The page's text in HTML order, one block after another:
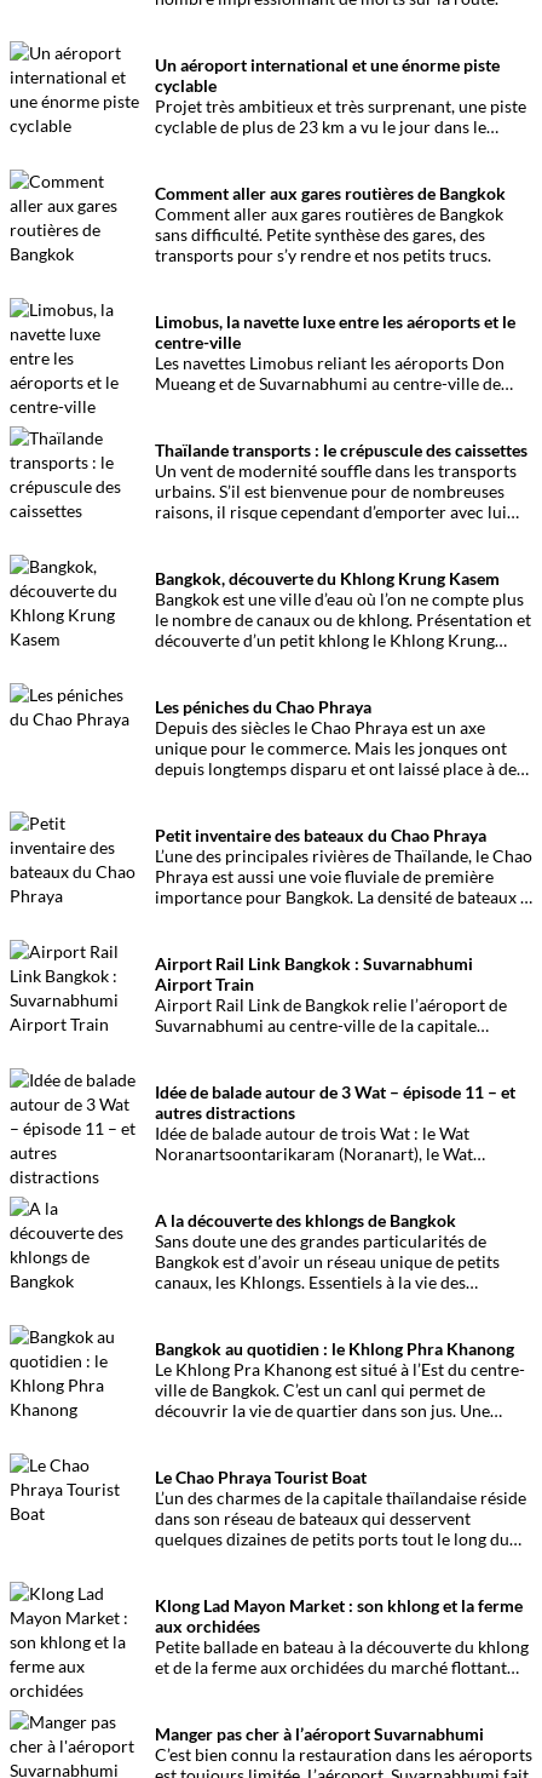
Un aéroport international et une énorme piste
cyclable
Projet très ambitieux et très surprenant, une piste
cyclable de plus de 23 km a vu le jour dans le
Comment aller aux gares routières de Bangkok
Comment aller aux gares routières de Bangkok
sans difficulté. Petite synthèse des gares, des
transports pour s’y rendre et nos petits trucs.
Limobus, la navette luxe entre les aéroports et le
centre-ville
Les navettes Limobus reliant les aéroports Don
Mueang et de Suvarnabhumi au centre-ville de
Thaïlande transports : le crépuscule des caissettes
Un vent de modernité souffle dans les transports
urbains. S’il est bienvenue pour de nombreuses
raisons, il risque cependant d’emporter avec lui
petites caissettes.
Bangkok, découverte du Khlong Krung Kasem
Bangkok est une ville d’eau où l’on ne compte plus
le nombre de canaux ou de khlong. Présentation et
découverte d’un petit khlong le Khlong Krung
Les péniches du Chao Phraya
Depuis des siècles le Chao Phraya est un axe
unique pour le commerce. Mais les jonques ont
depuis longtemps disparu et ont laissé place à des
Petit inventaire des bateaux du Chao Phraya
L’une des principales rivières de Thaïlande, le Chao
Phraya est aussi une voie fluviale de première
importance pour Bangkok. La densité de bateaux y
Airport Rail Link Bangkok : Suvarnabhumi
Airport Train
Airport Rail Link de Bangkok relie l’aéroport de
Suvarnabhumi au centre-ville de la capitale
Idée de balade autour de 3 Wat – épisode 11 – et
autres distractions
Idée de balade autour de trois Wat : le Wat
Noranartsoontarikaram (Noranart), le Wat
géographiquement les uns des autres, mais qui
présentent une singularité bien distincte.
A la découverte des khlongs de Bangkok
Sans doute une des grandes particularités de
Bangkok est d’avoir un réseau unique de petits
canaux, les Khlongs. Essentiels à la vie des
Bangkok au quotidien : le Khlong Phra Khanong
Le Khlong Pra Khanong est situé à l’Est du centre-
ville de Bangkok. C’est un canl qui permet de
découvrir la vie de quartier dans son jus. Une
Le Chao Phraya Tourist Boat
L’un des charmes de la capitale thaïlandaise réside
dans son réseau de bateaux qui desservent
quelques dizaines de petits ports tout le long du
avantages pour les voyageurs pressés.
Klong Lad Mayon Market : son khlong et la ferme
aux orchidées
Petite ballade en bateau à la découverte du khlong
et de la ferme aux orchidées du marché flottant
rare beauté.
Manger pas cher à l’aéroport Suvarnabhumi
C’est bien connu la restauration dans les aéroports